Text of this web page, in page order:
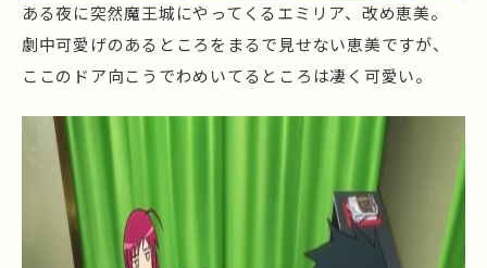
ある夜に突然魔王城にやってくるエミリア、改め恵美。
劇中可愛げのあるところをまるで見せない恵美ですが、
ここのドア向こうでわめいてるところは凄く可愛い。